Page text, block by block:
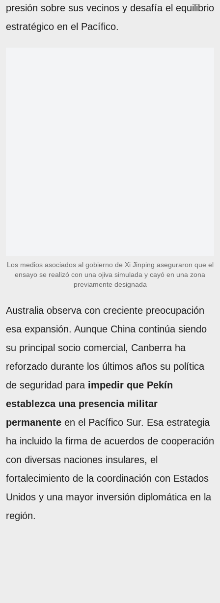
presión sobre sus vecinos y desafía el equilibrio
estratégico en el Pacífico.
Los medios asociados al gobierno de Xi Jinping aseguraron que el
ensayo se realizó con una ojiva simulada y cayó en una zona
previamente designada
Australia observa con creciente preocupación
esa expansión. Aunque China continúa siendo
su principal socio comercial, Canberra ha
reforzado durante los últimos años su política
de seguridad para impedir que Pekín
establezca una presencia militar
permanente en el Pacífico Sur. Esa estrategia
ha incluido la firma de acuerdos de cooperación
con diversas naciones insulares, el
fortalecimiento de la coordinación con Estados
Unidos y una mayor inversión diplomática en la
región.